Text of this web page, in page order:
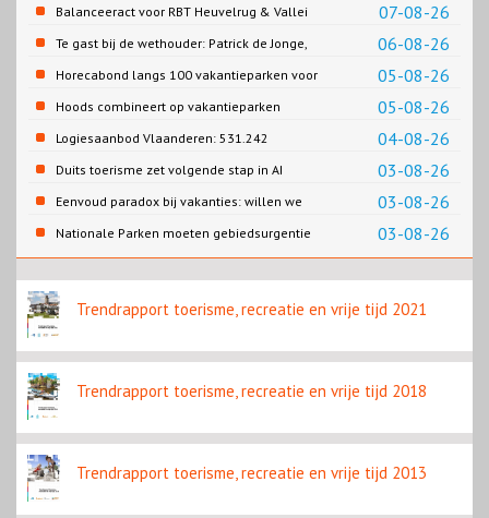
07-08-26
Balanceeract voor RBT Heuvelrug & Vallei
06-08-26
Te gast bij de wethouder: Patrick de Jonge,
Gemeente Emmen
05-08-26
Horecabond langs 100 vakantieparken voor
Cao-recreatie
05-08-26
Hoods combineert op vakantieparken
recreatie en wonen
04-08-26
Logiesaanbod Vlaanderen: 531.242
slaapplaatsen
03-08-26
Duits toerisme zet volgende stap in AI
content
03-08-26
Eenvoud paradox bij vakanties: willen we
eenvoud of toch goed verzorgd?
03-08-26
Nationale Parken moeten gebiedsurgentie
en beleidsurgentie verbinden
Trendrapport toerisme, recreatie en vrije tijd 2021
Trendrapport toerisme, recreatie en vrije tijd 2018
Trendrapport toerisme, recreatie en vrije tijd 2013